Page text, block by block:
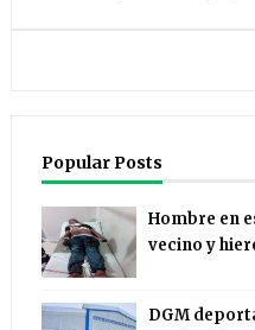
Popular Posts
Hombre en
vecino y
DGM